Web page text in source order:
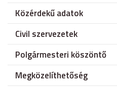
Közérdekű adatok
Civil szervezetek
Polgármesteri köszöntő
Megközelíthetőség